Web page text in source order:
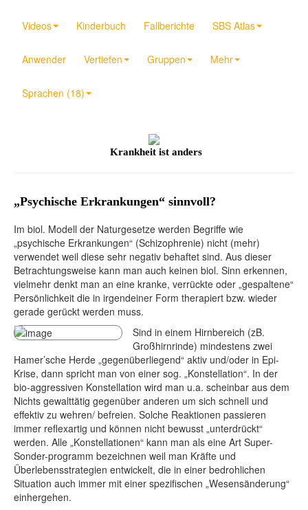
Videos Kinderbuch Fallberichte SBS Atlas
Anwender Vertiefen Gruppen Mehr
Sprachen (18)
Krankheit ist anders
„Psychische Erkrankungen“ sinnvoll?
Im biol. Modell der Naturgesetze werden Begriffe wie
„psychische Erkrankungen“ (Schizophrenie) nicht (mehr)
verwendet weil diese sehr negativ behaftet sind. Aus dieser
Betrachtungsweise kann man auch keinen biol. Sinn erkennen,
vielmehr denkt man an eine kranke, verrückte oder „gespaltene“
Persönlichkeit die in irgendeiner Form therapiert bzw. wieder
gerade gerückt werden muss.
Sind in einem Hirnbereich (zB.
Großhirnrinde) mindestens zwei
Hamer’sche Herde „gegenüberliegend“ aktiv und/oder in Epi-
Krise, dann spricht man von einer sog. „Konstellation“. In der
bio-aggressiven Konstellation wird man u.a. scheinbar aus dem
Nichts gewalttätig gegenüber anderen um sich schnell und
effektiv zu wehren/ befreien. Solche Reaktionen passieren
immer reflexartig und können nicht bewusst „unterdrückt“
werden. Alle „Konstellationen“ kann man als eine Art Super-
Sonder-programm bezeichnen weil man Kräfte und
Überlebensstrategien entwickelt, die in einer bedrohlichen
Situation auch immer mit einer spezifischen „Wesensänderung“
einhergehen.